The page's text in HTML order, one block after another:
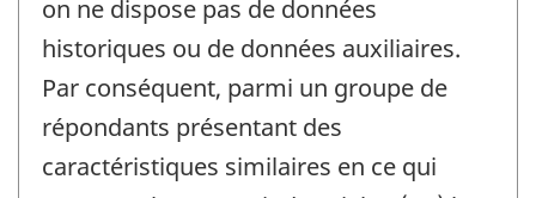
on ne dispose pas de données
historiques ou de données auxiliaires.
Par conséquent, parmi un groupe de
répondants présentant des
caractéristiques similaires en ce qui